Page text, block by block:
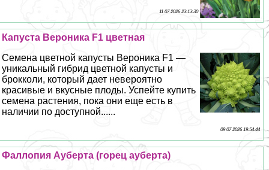
11 07 2026 23:13:30
Капуста Вероника F1 цветная
Семена цветной капусты Вероника F1 —
уникальный гибрид цветной капусты и
брокколи, который дает невероятно
красивые и вкусные плоды. Успейте купить
семена растения, пока они еще есть в
наличии по доступной......
09 07 2026 19:54:44
Фaллoпия Ауберта (горец ауберта)